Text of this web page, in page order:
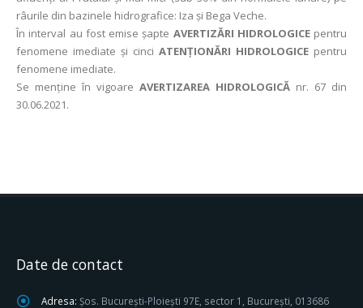
râurile din bazinele hidrografice: Iza și Bega Veche.
În interval au fost emise șapte AVERTIZĂRI HIDROLOGICEpentru
fenomene imediate și cinci ATENȚIONĂRI HIDROLOGICE pentru
fenomene imediate.
Se menține în vigoare AVERTIZAREA HIDROLOGICĂ nr. 67 din
30.06.2021.
Date de contact
Adresa: Șos. București-Ploiești 97E, sector 1, București, 013686